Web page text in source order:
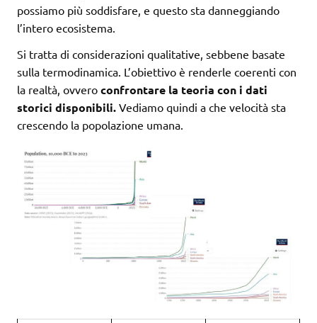
possiamo più soddisfare, e questo sta danneggiando
l’intero ecosistema.
Si tratta di considerazioni qualitative, sebbene basate
sulla termodinamica. L’obiettivo è renderle coerenti con
la realtà, ovvero confrontare la teoria con i dati
storici disponibili. Vediamo quindi a che velocità sta
crescendo la popolazione umana.